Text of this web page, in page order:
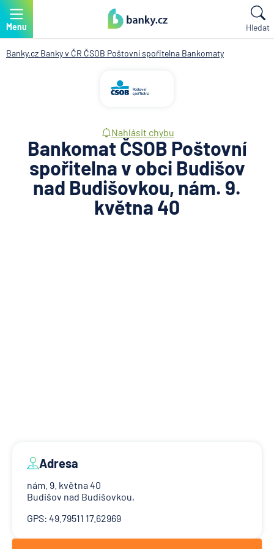
Menu Hledat
Banky.cz Banky v ČR ČSOB Poštovní spořitelna Bankomaty
Nahlásit chybu
Bankomat ČSOB Poštovní
spořitelna v obci Budišov
nad Budišovkou, nám. 9.
května 40
Adresa
nám. 9. května 40
Budišov nad Budišovkou,
GPS: 49.79511 17.62969